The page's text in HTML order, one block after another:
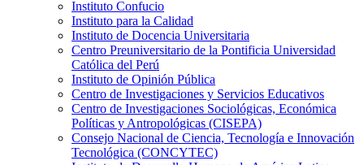
Instituto Confucio
Instituto para la Calidad
Instituto de Docencia Universitaria
Centro Preuniversitario de la Pontificia Universidad
Católica del Perú
Instituto de Opinión Pública
Centro de Investigaciones y Servicios Educativos
Centro de Investigaciones Sociológicas, Económica
Políticas y Antropológicas (CISEPA)
Consejo Nacional de Ciencia, Tecnología e Innovación
Tecnológica (CONCYTEC)